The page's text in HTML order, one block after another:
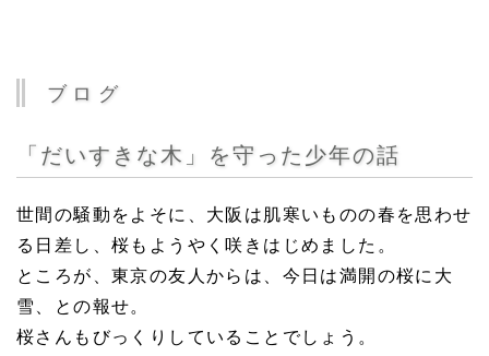
ブログ
「だいすきな木」を守った少年の話
世間の騒動をよそに、大阪は肌寒いものの春を思わせ
る日差し、桜もようやく咲きはじめました 。
ところが、東京の友人からは、今日は満開の桜に大
雪、との報せ。
桜さんもびっくりしていることでしょう。